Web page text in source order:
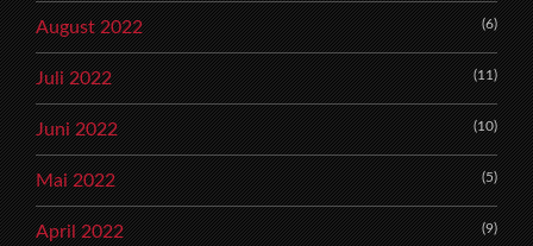
August 2022 (6)
Juli 2022 (11)
Juni 2022 (10)
Mai 2022 (5)
April 2022 (9)